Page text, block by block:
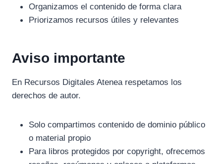
Organizamos el contenido de forma clara
Priorizamos recursos útiles y relevantes
Aviso importante
En Recursos Digitales Atenea respetamos los
derechos de autor.
Solo compartimos contenido de dominio público
o material propio
Para libros protegidos por copyright, ofrecemos